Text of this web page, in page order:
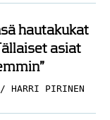
hautakukat
asiat
HARRI PIRINEN